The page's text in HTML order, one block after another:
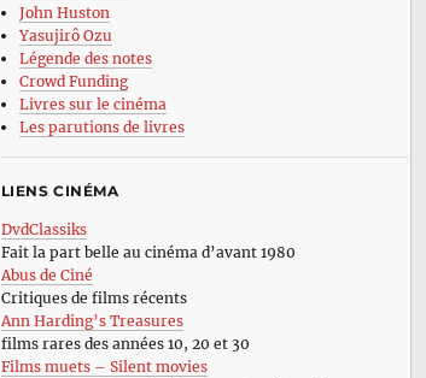
John Huston
Yasujirô Ozu
Légende des notes
Crowd Funding
Livres sur le cinéma
Les parutions de livres
LIENS CINÉMA
DvdClassiks
Fait la part belle au cinéma d’avant 1980
Abus de Ciné
Critiques de films récents
Ann Harding’s Treasures
films rares des années 10, 20 et 30
Films muets – Silent movies